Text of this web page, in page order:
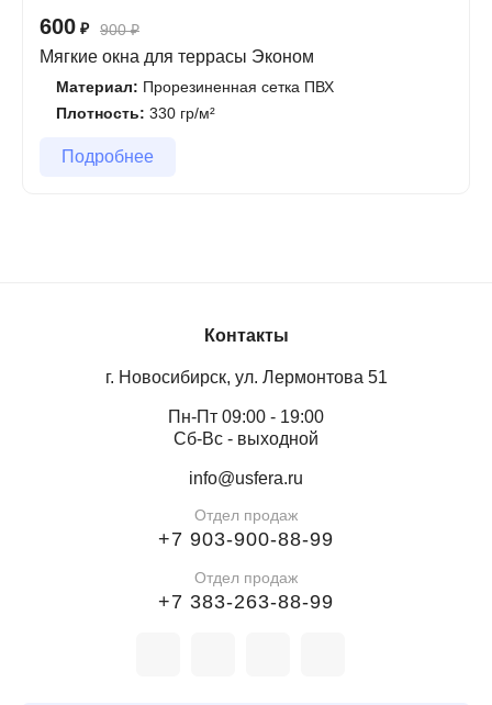
600 ₽ 900₽
Мягкие окна для террасы Эконом
Материал: Прорезиненная сетка ПВХ
Плотность: 330 гр/м²
Подробнее
Контакты
г. Новосибирск, ул. Лермонтова 51
Пн-Пт 09:00 - 19:00
Сб-Вс - выходной
info@usfera.ru
Отдел продаж
+7 903-900-88-99
Отдел продаж
+7 383-263-88-99